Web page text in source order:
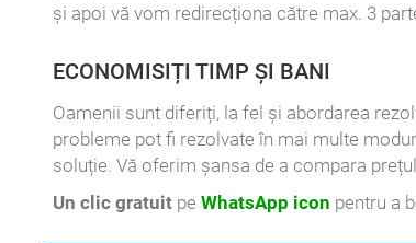
și apoi vă vom redirecționa către max. 3
ECONOMISIȚI TIMP ȘI BANI
Oamenii sunt diferiți, la fel și abordarea
probleme pot fi rezolvate în mai multe
soluție. Vă oferim șansa de a compara
Un clic gratuit pe WhatsApp icon pentru a